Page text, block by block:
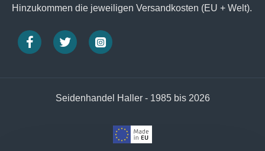
Hinzukommen die jeweiligen Versandkosten (EU + Welt).
Seidenhandel Haller - 1985 bis 2026